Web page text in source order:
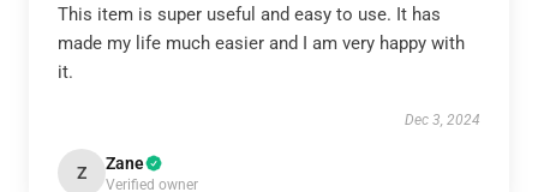
This item is super useful and easy to use. It has
made my life much easier and I am very happy with
it.
Dec 3, 2024
Z Zane
Verified owner